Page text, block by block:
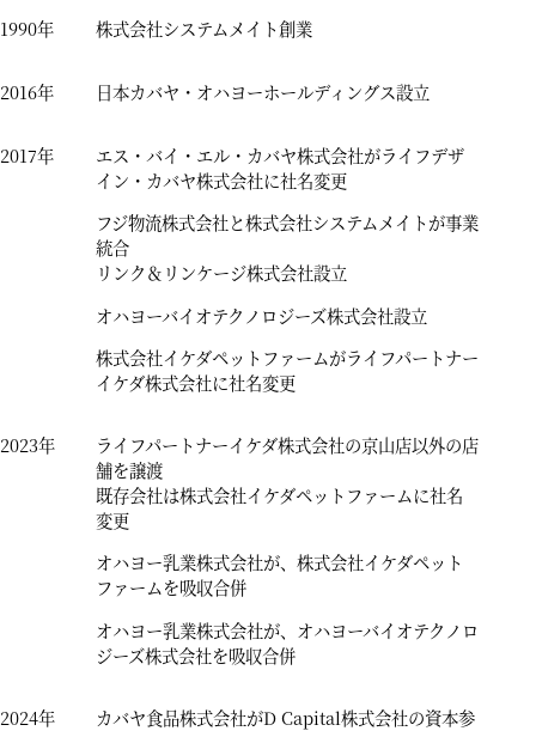
1990年 株式会社システムメイト創業
2016年 日本カバヤ・オハヨーホールディングス設立
2017年
エス・バイ・エル・カバヤ株式会社がライフデザ
イン・カバヤ株式会社に社名変更
フジ物流株式会社と株式会社システムメイトが事業
統合
リンク＆リンケージ株式会社設立
オハヨーバイオテクノロジーズ株式会社設立
株式会社イケダペットファームがライフパートナー
イケダ株式会社に社名変更
2023年
ライフパートナーイケダ株式会社の京山店以外の店
舗を譲渡
既存会社は株式会社イケダペットファームに社名
変更
オハヨー乳業株式会社が、株式会社イケダペット
ファームを吸収合併
オハヨー乳業株式会社が、オハヨーバイオテクノロ
ジーズ株式会社を吸収合併
2024年
カバヤ食品株式会社がD Capital株式会社の資本参